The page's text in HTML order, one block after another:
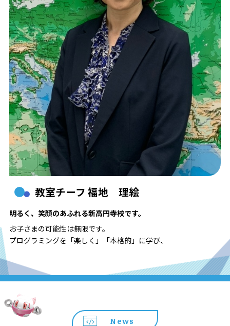
教室チーフ 福地 理絵
明るく、笑顔のあふれる新高円寺校です。
お子さまの可能性は無限です。
プログラミングを「楽しく」「本格的」に学び、
News